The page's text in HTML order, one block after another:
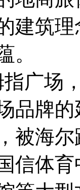
建筑
。
广场
品牌
被海
信体